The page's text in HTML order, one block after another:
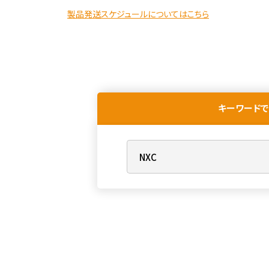
製品発送スケジュールについてはこちら
キーワード